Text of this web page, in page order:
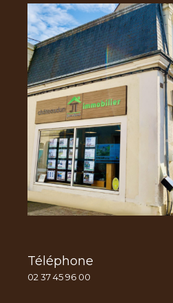
Téléphone
02 37 45 96 00